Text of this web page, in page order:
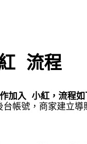
流程
加入 小紅， 流程如
帳號，商家建立導